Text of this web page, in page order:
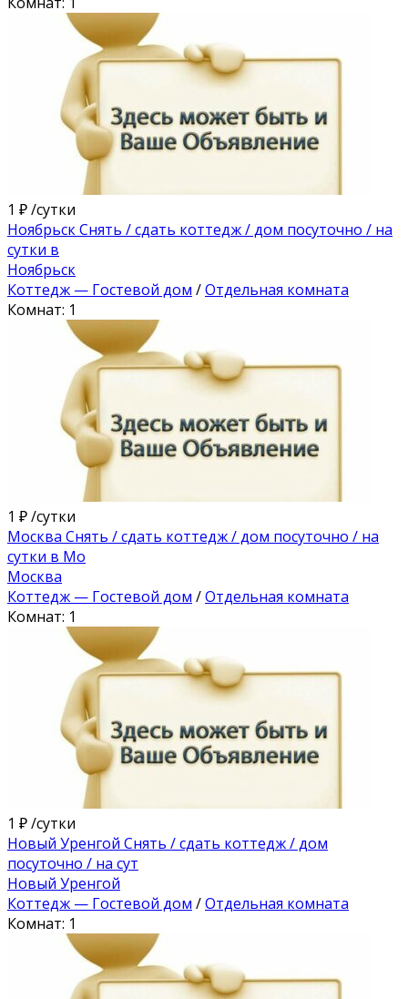
1 ₽/сутки
Ноябрьск Снять / сдать коттедж / дом посуточно / на
сутки в
Ноябрьск
Коттедж — Гостевой дом /Отдельная комната
Комнат: 1
1 ₽/сутки
Москва Снять / сдать коттедж / дом посуточно / на
сутки в Мо
Москва
Коттедж — Гостевой дом /Отдельная комната
Комнат: 1
1 ₽/сутки
Новый Уренгой Снять / сдать коттедж / дом
посуточно / на сут
Новый Уренгой
Коттедж — Гостевой дом /Отдельная комната
Комнат: 1